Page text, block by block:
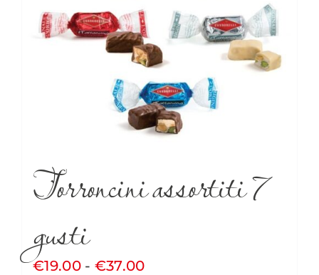
Torroncini assortiti 7
gusti
€19.00 - €37.00Fascia